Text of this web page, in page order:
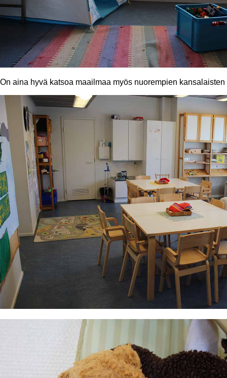
On aina hyvä katsoa maailmaa myös nuorempien kansalaisten